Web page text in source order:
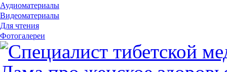
Аудиоматериалы
Видеоматериалы
Для чтения
Фотогалереи